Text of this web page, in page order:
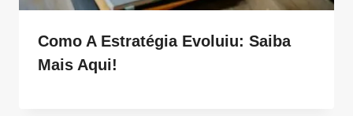
Como A Estratégia Evoluiu: Saiba
Mais Aqui!